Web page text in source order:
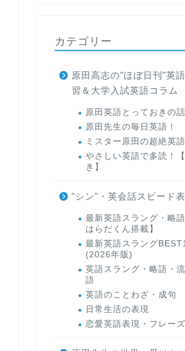
カテゴリー
原田高志の"ほぼ日刊"英
習＆大学入試英語コラム
原田英語とっておきの話
原田先生の毎日英語！
ミスター原田の超絶英
やさしい英語で多読！
き】
"シン"・英会話スピード
最新英語スラング・略
はらだくん搭載】
最新英語スラング
(2026年版)
英語スラング・略語・
語
英語のことわざ・成句
日常生活の表現
恋愛英語表現・フレー